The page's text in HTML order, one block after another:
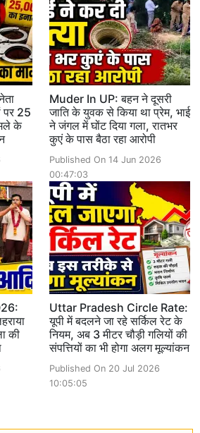
पर 25
के
Muder In UP: बहन ने दूसरी
जाति के युवक से किया था प्रेम, भाई
ने जंगल में घोंट दिया गला, रातभर
कुएं के पास बैठा रहा आरोपी
Published On 14 Jun 2026
00:47:03
की
Uttar Pradesh Circle Rate:
यूपी में बदलने जा रहे सर्किल रेट के
नियम, अब 3 मीटर चौड़ी गलियों की
संपत्तियों का भी होगा अलग मूल्यांकन
Published On 20 Jul 2026
10:05:05